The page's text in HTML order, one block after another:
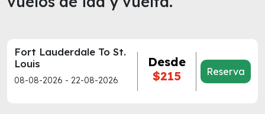
Fort Lauderdale To St.
Louis
08-08-2026 - 22-08-2026
Desde
$215
Reserva